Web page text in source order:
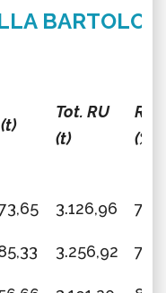
Tot. RU
(t)
RD
(%)
3.126,96
3.256,92